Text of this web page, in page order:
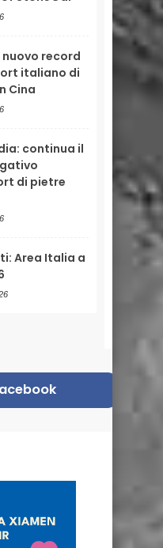
nuovo record
italiano di
Cina
continua il
di pietre
Area Italia a